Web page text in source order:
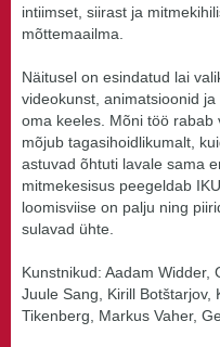
intiimset, siirast ja
mõttemaailma.
Näitusel on esindatud lai
videokunst, animatsioonid
oma keeles. Mõni töö rabab
mõjub tagasihoidlikumalt,
astuvad õhtuti lavale sama
mitmekesisus peegeldab
loomisviise on palju ning
sulavad ühte.
Kunstnikud: Aadam Widder,
Juule Sang, Kirill Botštarjov,
Tikenberg, Markus Vaher,